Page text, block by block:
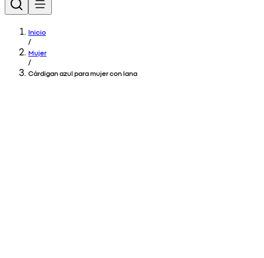
Inicio
/
Mujer
/
Cárdigan azul para mujer con lana